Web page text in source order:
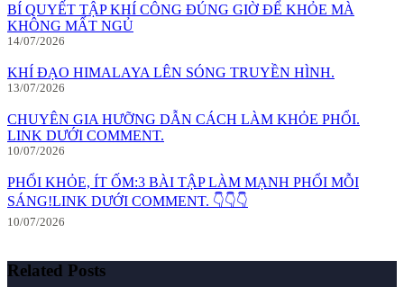
BÍ QUYẾT TẬP KHÍ CÔNG ĐÚNG GIỜ ĐỂ KHỎE MÀ
KHÔNG MẤT NGỦ
14/07/2026
KHÍ ĐẠO HIMALAYA LÊN SÓNG TRUYỀN HÌNH.
13/07/2026
CHUYÊN GIA HƯỠNG DẪN CÁCH LÀM KHỎE PHỔI.
LINK DƯỚI COMMENT.
10/07/2026
PHỔI KHỎE, ÍT ỐM:3 BÀI TẬP LÀM MẠNH PHỔI MỖI
SÁNG!LINK DƯỚI COMMENT. 👇👇👇
10/07/2026
Related Posts